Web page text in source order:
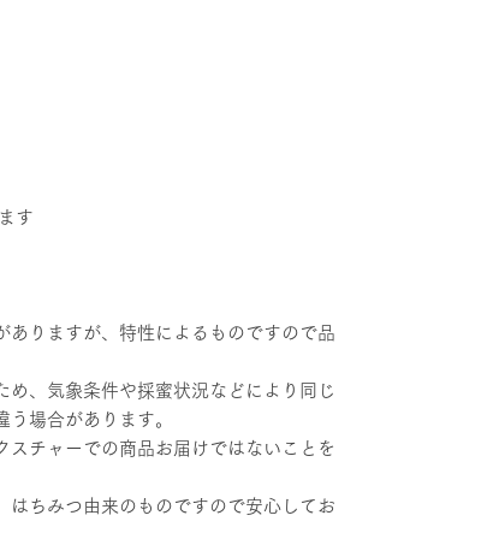
す
ありますが、特性によるものですので品
め、気象条件や採蜜状況などにより同じ
場合があります。
スチャーでの商品お届けではないことを
はちみつ由来のものですので安心してお